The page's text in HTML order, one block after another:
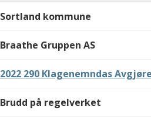
Sortland kommune
Braathe Gruppen AS
2022 290 Klagenemndas
Brudd på regelverket